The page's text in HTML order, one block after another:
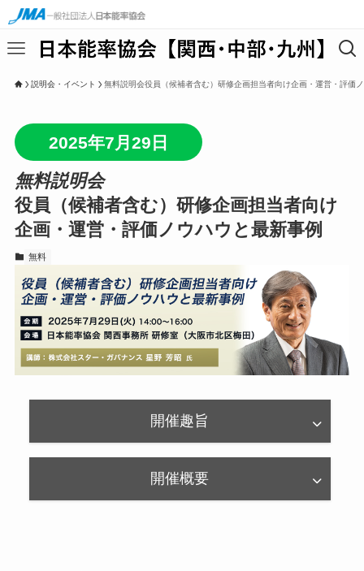
説明会・イベント 無料説明会役員（候補者含む）研修企画担当者向け企画・運営・評価
2025年7月29日
無料説明会
役員（候補者含む）研修企画担当者向け
企画・運営・評価ノウハウと最新事例
無料
開催趣旨
開催概要